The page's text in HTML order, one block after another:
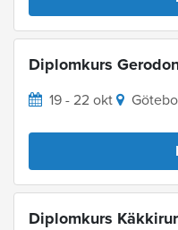
Diplomkurs
19 - 22 okt
Diplomkurs